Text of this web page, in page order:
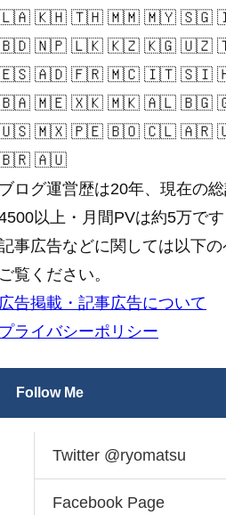
🇰🇭 🇹🇭 🇲🇲 🇲🇾 🇸🇬
🇳🇵 🇱🇰 🇰🇿 🇰🇬 🇺🇿
🇦🇩 🇫🇷 🇲🇨 🇮🇹 🇸🇮
🇲🇪 🇽🇰 🇲🇰 🇦🇱 🇧🇬
🇲🇽 🇵🇪 🇧🇴 🇨🇱 🇦🇷
🇦🇺
ブログ運営歴は20年、現在の
以上・月間PVは約5万です
事広告などに関しては以下の
ご覧ください。
広告掲載・記事広告について
プライバシーポリシー
Follow Me
Twitter @ryomatsu
Facebook Page